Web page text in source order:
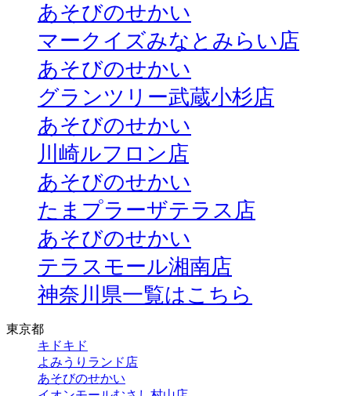
あそびのせかい
マークイズみなとみらい店
あそびのせかい
グランツリー武蔵小杉店
あそびのせかい
川崎ルフロン店
あそびのせかい
たまプラーザテラス店
あそびのせかい
テラスモール湘南店
神奈川県一覧はこちら
東京都
キドキド
よみうりランド店
あそびのせかい